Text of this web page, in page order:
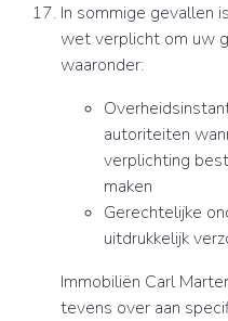
In sommige gevallen
wet verplicht om uw
waaronder:
autoriteiten
verplichting
maken
Gerechtelijke
uitdrukkelijk
Immobiliën Carl
tevens over aan